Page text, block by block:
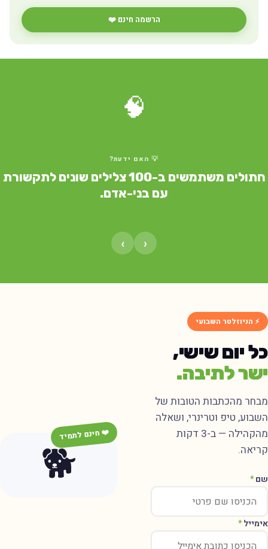
הרשמה חינם ❤️
🧠
💡 האם ידעת?
חתולים משתמשים ב-100 צלילים שונים לתקשורת
עם בני-אדם.
⚡ הניוזלטר השבועי
יום שישי,
לתיבה.
מהכתבות הטובות של
טיפ וטרינרי, ושאלה
מהקהילה — ב-3 דקות
*
*
🐕
❤️ חינם לתמיד